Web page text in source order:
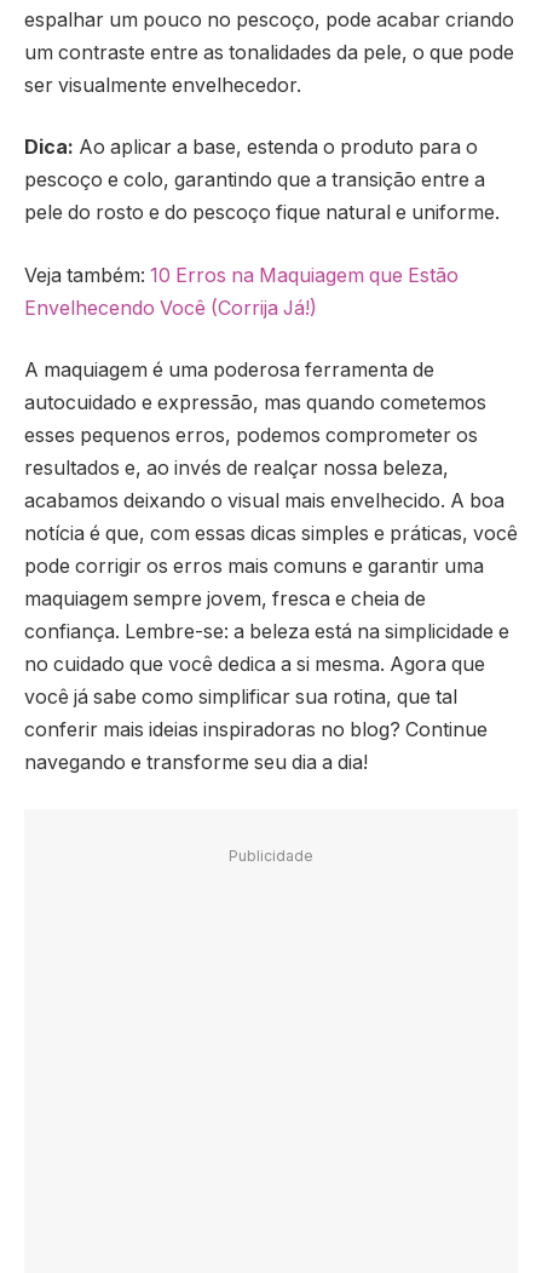
espalhar um pouco no pescoço, pode acabar criando
um contraste entre as tonalidades da pele, o que pode
ser visualmente envelhecedor.
Dica: Ao aplicar a base, estenda o produto para o
pescoço e colo, garantindo que a transição entre a
pele do rosto e do pescoço fique natural e uniforme.
Veja também: 10 Erros na Maquiagem que Estão
Envelhecendo Você (Corrija Já!)
A maquiagem é uma poderosa ferramenta de
autocuidado e expressão, mas quando cometemos
esses pequenos erros, podemos comprometer os
resultados e, ao invés de realçar nossa beleza,
acabamos deixando o visual mais envelhecido. A boa
notícia é que, com essas dicas simples e práticas, você
pode corrigir os erros mais comuns e garantir uma
maquiagem sempre jovem, fresca e cheia de
confiança. Lembre-se: a beleza está na simplicidade e
no cuidado que você dedica a si mesma. Agora que
você já sabe como simplificar sua rotina, que tal
conferir mais ideias inspiradoras no blog? Continue
navegando e transforme seu dia a dia!
Publicidade